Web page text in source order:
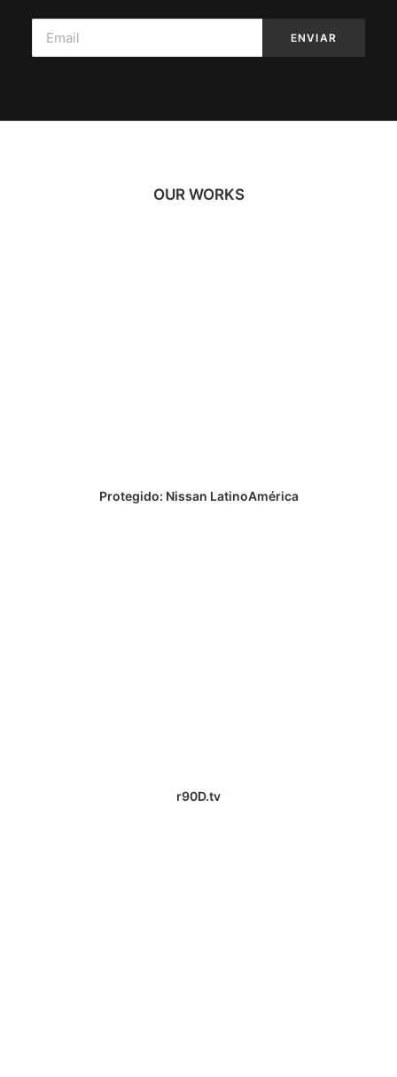
OUR WORKS
Protegido: Nissan LatinoAmérica
r90D.tv